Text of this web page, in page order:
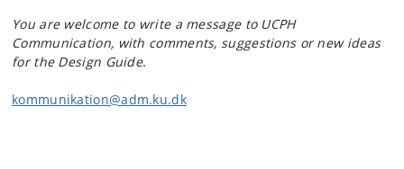
You are welcome to write a message to UCPH
Communication, with comments, suggestions or new ideas
for the Design Guide.
kommunikation@adm.ku.dk